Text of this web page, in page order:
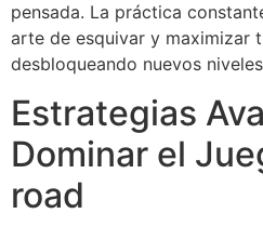
pensada. La práctica
arte de esquivar y maximizar
desbloqueando nuevos
Estrategias
Dominar el
road